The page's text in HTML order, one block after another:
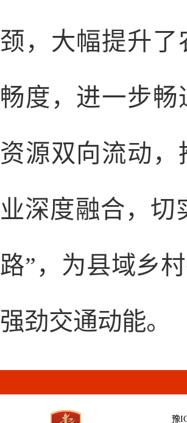
颈，大幅提升
畅度，进一步
资源双向流动
业深度融合，切
路”，为县域乡
强劲交通动能。
豫